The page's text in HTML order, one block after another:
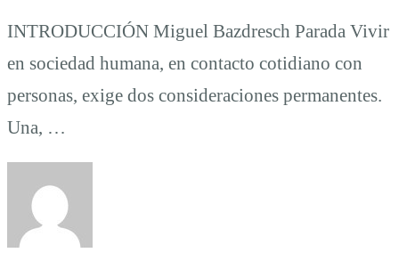
INTRODUCCIÓN Miguel Bazdresch Parada Vivir
en sociedad humana, en contacto cotidiano con
personas, exige dos consideraciones permanentes.
Una, …